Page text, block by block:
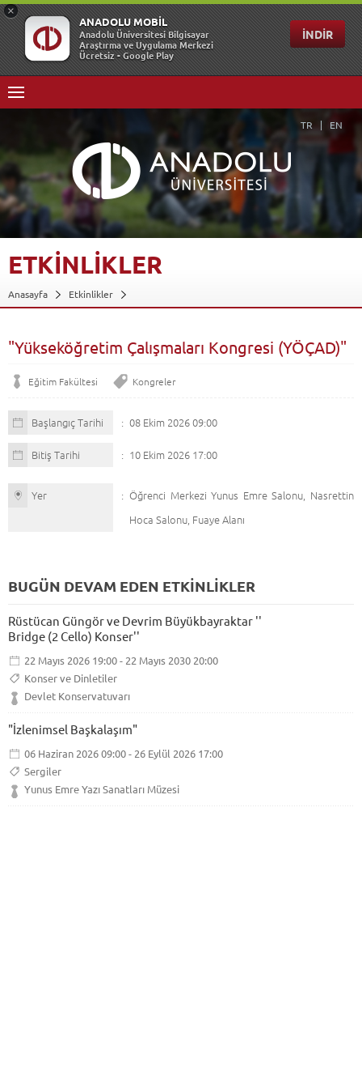
TR EN
ETKİNLİKLER
Anasayfa
Etkinlikler
"Yükseköğretim Çalışmaları Kongresi (YÖÇAD)"
Eğitim Fakültesi Kongreler
Başlangıç Tarihi 08 Ekim 2026 09:00
Bitiş Tarihi 10 Ekim 2026 17:00
Yer
Öğrenci Merkezi Yunus Emre Salonu, Nasrettin
Hoca Salonu, Fuaye Alanı
BUGÜN DEVAM EDEN ETKİNLİKLER
Rüstücan Güngör ve Devrim Büyükbayraktar ''
Bridge (2 Cello) Konser''
22 Mayıs 2026 19:00 - 22 Mayıs 2030 20:00
Konser ve Dinletiler
Devlet Konservatuvarı
"İzlenimsel Başkalaşım"
06 Haziran 2026 09:00 - 26 Eylül 2026 17:00
Sergiler
Yunus Emre Yazı Sanatları Müzesi